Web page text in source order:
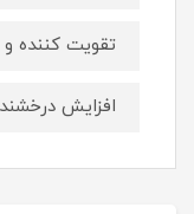
تقویت کننده
افزایش